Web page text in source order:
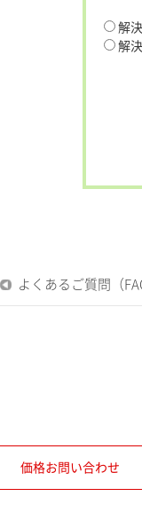
解
解
よくあるご質問（
価格お問い合わせ